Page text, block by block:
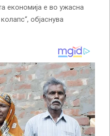
економија е во ужасна
објаснува